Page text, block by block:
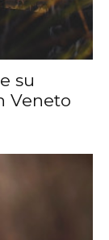
su
Veneto